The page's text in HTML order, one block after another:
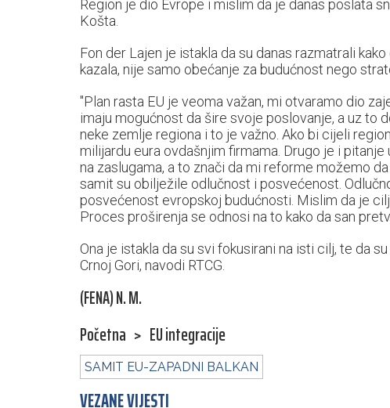
Region je dio Evrope i mislim da je danas poslata
Košta.
Fon der Lajen je istakla da su danas razmatrali
kazala, nije samo obećanje za budućnost nego
"Plan rasta EU je veoma važan, mi otvaramo dio
imaju mogućnost da šire svoje poslovanje, a uz to
neke zemlje regiona i to je važno. Ako bi cijeli
milijardu eura ovdašnjim firmama. Drugo je i
na zaslugama, a to znači da mi reforme možemo
samit su obilježile odlučnost i posvećenost.
posvećenost evropskoj budućnosti. Mislim da je
Proces proširenja se odnosi na to kako da san
Ona je istakla da su svi fokusirani na isti cilj, te da
Crnoj Gori, navodi RTCG.
(FENA) N. M.
Početna > EU integracije
SAMIT EU-ZAPADNI BALKAN
VEZANE VIJESTI